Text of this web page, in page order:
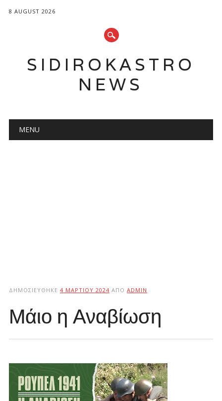
8 AUGUST 2026
SIDIROKASTRO
NEWS
Main menu
MENU
ΔΗΜΟΣΙΕΎΘΗΚΕ 4 ΜΑΡΤΊΟΥ 2024 ΑΠΌ ADMIN
Μάιο η Αναβίωση